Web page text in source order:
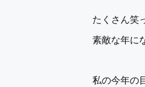
たくさん笑
素敵な年に
私の今年の